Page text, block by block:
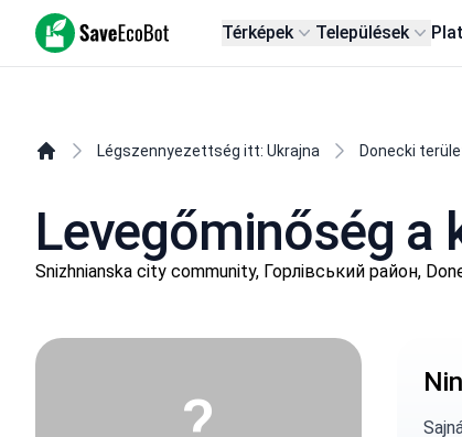
SaveEcoBot Térképek Települések
Légszennyezettség itt: Ukrajna Donecki
Levegőminőség a
Snizhnianska city community, Горлівський район,